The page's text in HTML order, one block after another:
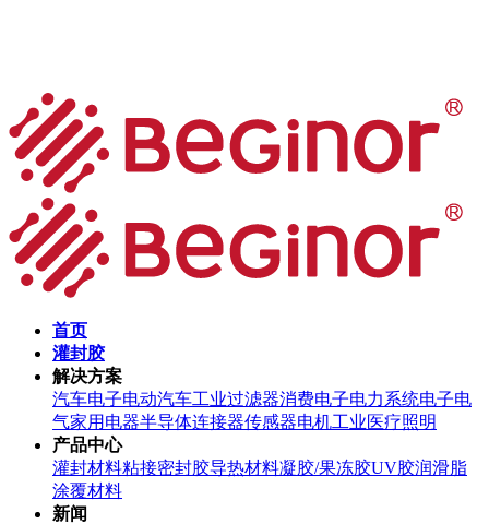
首页
灌封胶
解决方案
汽车电子电动汽车工业过滤器消费电子电力系统电子电
气家用电器半导体连接器传感器电机工业医疗照明
产品中心
灌封材料粘接密封胶导热材料凝胶/果冻胶UV胶润滑脂
涂覆材料
新闻